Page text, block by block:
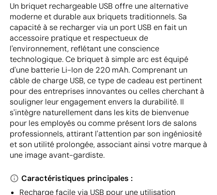
Un briquet rechargeable USB offre une alternative
moderne et durable aux briquets traditionnels. Sa
capacité à se recharger via un port USB en fait un
accessoire pratique et respectueux de
l'environnement, reflétant une conscience
technologique. Ce briquet à simple arc est équipé
d'une batterie Li-Ion de 220 mAh. Comprenant un
câble de charge USB, ce type de cadeau est pertinent
pour des entreprises innovantes ou celles cherchant à
souligner leur engagement envers la durabilité. Il
s'intègre naturellement dans les kits de bienvenue
pour les employés ou comme présent lors de salons
professionnels, attirant l'attention par son ingéniosité
et son utilité prolongée, associant ainsi votre marque à
une image avant-gardiste.
Caractéristiques principales :
Recharge facile via USB pour une utilisation